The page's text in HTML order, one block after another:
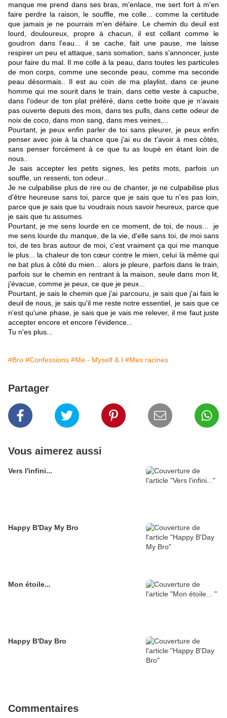
manque me prend dans ses bras, m'enlace, me sert fort à m'en
faire perdre la raison, le souffle, me colle... comme la certitude
que jamais je ne pourrais m'en défaire. Le chemin du deuil est
lourd, douloureux, propre à chacun, il est collant comme le
goudron dans l'eau... il se cache, fait une pause, me laisse
respirer un peu et attaque, sans somation, sans s'annoncer, juste
pour faire du mal. Il me colle à la peau, dans toutes les particules
de mon corps, comme une seconde peau, comme ma seconde
peau désormais.. Il est au coin de ma playlist, dans ce jeune
homme qui me sourit dans le train, dans cette veste à capuche,
dans l'odeur de ton plat préféré, dans cette boite que je n'avais
pas ouverte depuis des mois, dans tes pulls, dans cette odeur de
noix de coco, dans mon sang, dans mes veines,...
Pourtant, je peux enfin parler de toi sans pleurer, je peux enfin
penser avec joie à la chance que j'ai eu de t'avoir à mes côtés,
sans penser forcément à ce que tu as loupé en étant loin de
nous..
Je sais accepter les petits signes, les petits mots, parfois un
souffle, un ressenti, ton odeur...
Je ne culpabilise plus de rire ou de chanter, je ne culpabilise plus
d'être heureuse sans toi, parce que je sais que tu n'es pas loin,
parce que je sais que tu voudrais nous savoir heureux, parce que
je sais que tu assumes.
Pourtant, je me sens lourde en ce moment, de toi, de nous... je
me sens lourde du manque, de la vie, d'elle sans toi, de moi sans
toi, de tes bras autour de moi, c'est vraiment ça qui me manque
le plus... la chaleur de ton cœur contre le mien, celui là même qui
ne bat plus à côté du mien... alors je pleure, parfois dans le train,
parfois sur le chemin en rentrant à la maison, seule dans mon lit,
j'évacue, comme je peux, ce que je peux...
Pourtant, je sais le chemin que j'ai parcouru, je sais que j'ai fais le
deuil de nous, je sais qu'il me reste notre essentiel, je sais que ce
n'est qu'une phase, je sais que je vais me relever, il me faut juste
accepter encore et encore l'évidence...
Tu n'es plus...
#Bro #Confessions #Me - Myself & I #Mes racines
Partager
Vous aimerez aussi
Vers l'infini...
Happy B'Day My Bro
Mon étoile...
Happy B'Day Bro
Commentaires